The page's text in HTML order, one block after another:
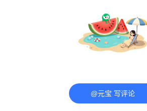
@元宝 写评论